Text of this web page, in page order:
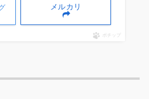
メルカリ
ポチップ